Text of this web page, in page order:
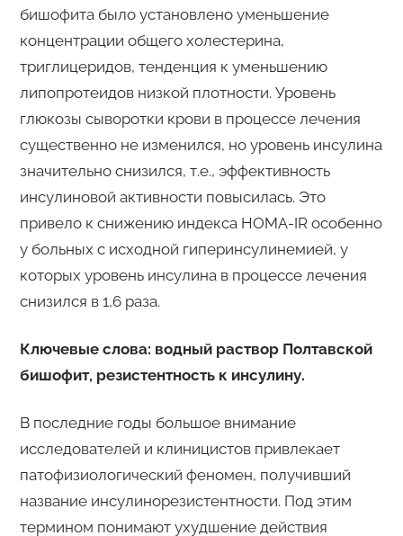
бишофита было установлено уменьшение
концентрации общего холестерина,
триглицеридов, тенденция к уменьшению
липопротеидов низкой плотности. Уровень
глюкозы сыворотки крови в процессе лечения
существенно не изменился, но уровень инсулина
значительно снизился, т.е., эффективность
инсулиновой активности повысилась. Это
привело к снижению индекса НОМА-IR особенно
у больных с исходной гиперинсулинемией, у
которых уровень инсулина в процессе лечения
снизился в 1,6 раза.
Ключевые слова: водный раствор Полтавской
бишофит, резистентность к инсулину.
В последние годы большое внимание
исследователей и клиницистов привлекает
патофизиологический феномен, получивший
название инсулинорезистентности. Под этим
термином понимают ухудшение действия